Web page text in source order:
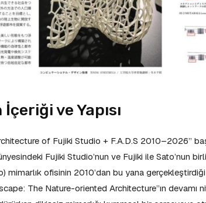
İçeriği ve Yapısı
of Fujiki Studio + F.A.D.S 2010–2026”
Fujiki Studio’nun ve Fujiki ile Sato’nun
mimarlık ofisinin 2010’dan bu yana
The Nature-oriented Architecture”ın devamı